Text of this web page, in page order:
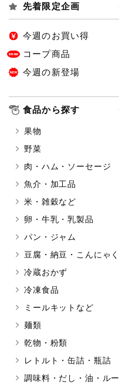
アレルゲン情報
先着限定企画
今週のお買い得
コープ商品
今週の新登場
食品から探す
果物
野菜
肉・ハム・ソーセージ
魚介・加工品
米・雑穀など
卵・牛乳・乳製品
パン・ジャム
豆腐・納豆・こんにゃく
冷蔵おかず
冷凍食品
ミールキットなど
麺類
乾物・粉類
レトルト・缶詰・瓶詰
調味料・だし・油・ルー